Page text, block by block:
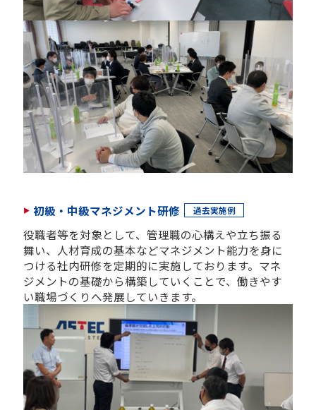
初級・中級マネジメント研修 過去実施例
役職者等を対象として、管理職の心構えや立ち振る
舞い、人材育成の基本などマネジメント能力を身に
つける社内研修を定期的に実施しております。マネ
ジメントの基礎から構築していくことで、働きやす
い職場づくりへ発展していきます。